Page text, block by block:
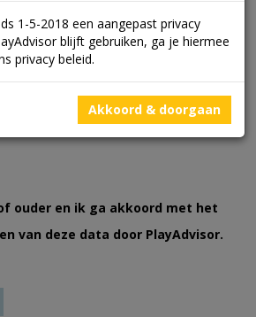
ouder en ik ga akkoord met het
van deze data door PlayAdvisor.
1-5-2018 een aangepast privacy
blijft gebruiken, ga je hiermee
privacy beleid.
Akkoord & doorgaan